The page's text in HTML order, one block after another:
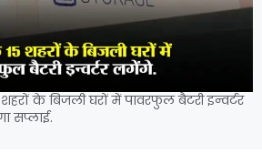
के बिजली घरों में पावरफुल बैटरी इन्वर्टर
सप्लाई.